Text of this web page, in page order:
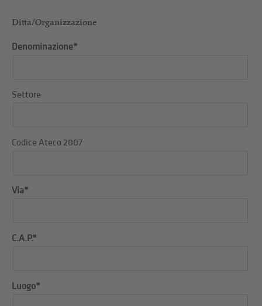
Ditta/Organizzazione
Denominazione*
Settore
Codice Ateco 2007
Via*
C.A.P.*
Luogo*